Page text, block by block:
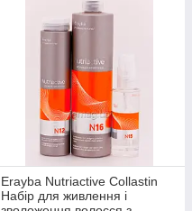
Erayba Nutriactive Collastin
Набір для живлення і